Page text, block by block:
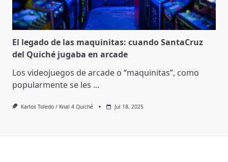
El legado de las maquinitas: cuando SantaCruz
del Quiché jugaba en arcade
Los videojuegos de arcade o “maquinitas”, como
popularmente se les ...
Karlos Toledo / Knal 4 Quiché Jul 18, 2025